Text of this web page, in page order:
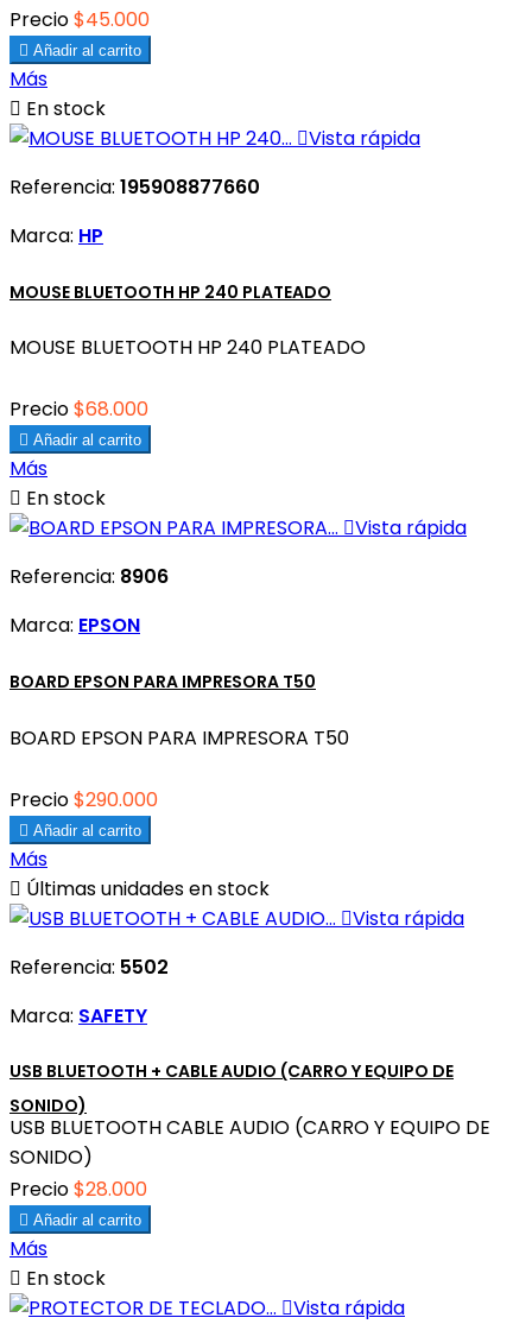
Precio$45.000
 Añadir al carrito
Más
 En stock
Vista rápida
Referencia: 195908877660
Marca: HP
MOUSE BLUETOOTH HP 240 PLATEADO
MOUSE BLUETOOTH HP 240 PLATEADO
Precio$68.000
 Añadir al carrito
Más
 En stock
Vista rápida
Referencia: 8906
Marca: EPSON
BOARD EPSON PARA IMPRESORA T50
BOARD EPSON PARA IMPRESORA T50
Precio$290.000
 Añadir al carrito
Más
 Últimas unidades en stock
Vista rápida
Referencia: 5502
Marca: SAFETY
USB BLUETOOTH + CABLE AUDIO (CARRO Y EQUIPO DE
SONIDO)
USB BLUETOOTH CABLE AUDIO (CARRO Y EQUIPO DE
SONIDO)
Precio$28.000
 Añadir al carrito
Más
 En stock
Vista rápida